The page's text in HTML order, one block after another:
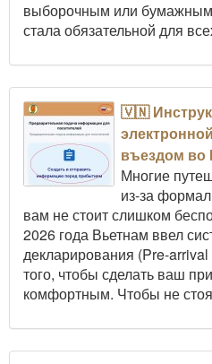
выборочным или
стала обязательной для
🇻🇳
въездом во
Многие
из-за
вам не стоит слишком
2026 года Вьетнам ввел
декларирования (Pre-
того, чтобы сделать ваш
комфортным. Чтобы не